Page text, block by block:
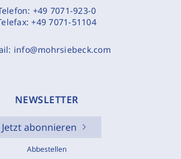
+49 7071-923-0
+49 7071-51104
info@mohrsiebeck.com
NEWSLETTER
Jetzt abonnieren
Abbestellen